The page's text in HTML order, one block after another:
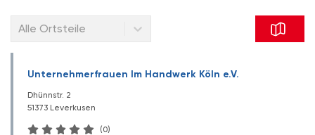
Alle Ortsteile
Unternehmerfrauen Im Handwerk Köln e.V.
Dhünnstr. 2
51373 Leverkusen
(0)